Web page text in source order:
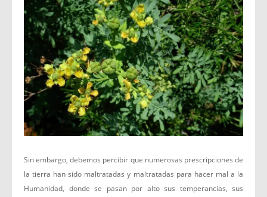
Sin embargo, debemos percibir que numerosas prescripciones de
la tierra han sido maltratadas y maltratadas para hacer mal a la
Humanidad, donde se pasan por alto sus temperancias, sus